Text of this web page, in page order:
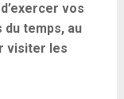
vos
temps, au
visiter les